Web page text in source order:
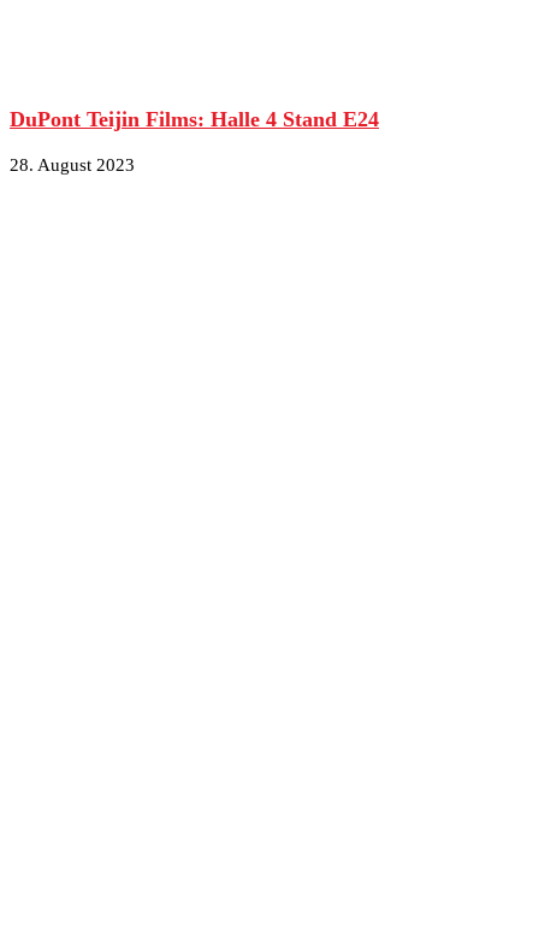
DuPont Teijin Films: Halle 4 Stand E24
28. August 2023